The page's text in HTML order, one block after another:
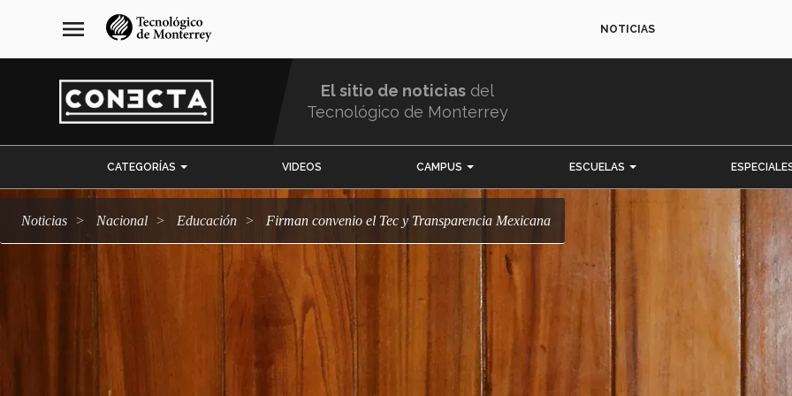
navegación
principal
menu NOTICIAS
El sitio de noticias del
Tecnológico de Monterrey
CATEGORÍAS VIDEOS CAMPUS ESCUELAS
Noticias Nacional Educación Firman convenio el Tec y Transparencia Mexicana